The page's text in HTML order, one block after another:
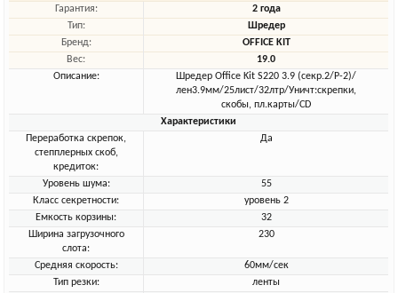
Гарантия:
2 года
Тип:
Шредер
Бренд:
OFFICE KIT
Вес:
19.0
Описание:
Шредер Office Kit S220 3.9 (секр.2/Р-2)/
лен3.9мм/25лист/32лтр/Уничт:скрепки,
скобы, пл.карты/CD
Характеристики
Переработка скрепок,
степплерных скоб,
кредиток:
Да
Уровень шума:
55
Класс секретности:
уровень 2
Емкость корзины:
32
Ширина загрузочного
слота:
230
Средняя скорость:
60мм/сек
Тип резки:
ленты